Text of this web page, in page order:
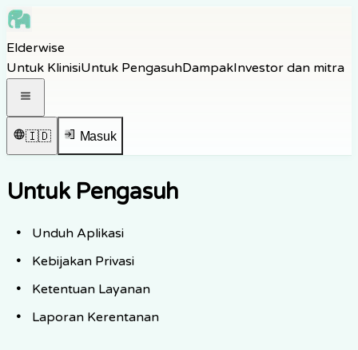
Skip to navigation
Skip to footer
Elderwise
Untuk KlinisiUntuk PengasuhDampakInvestor dan mitra
🇮🇩 Masuk
Untuk Pengasuh
Unduh Aplikasi
Kebijakan Privasi
Ketentuan Layanan
Laporan Kerentanan